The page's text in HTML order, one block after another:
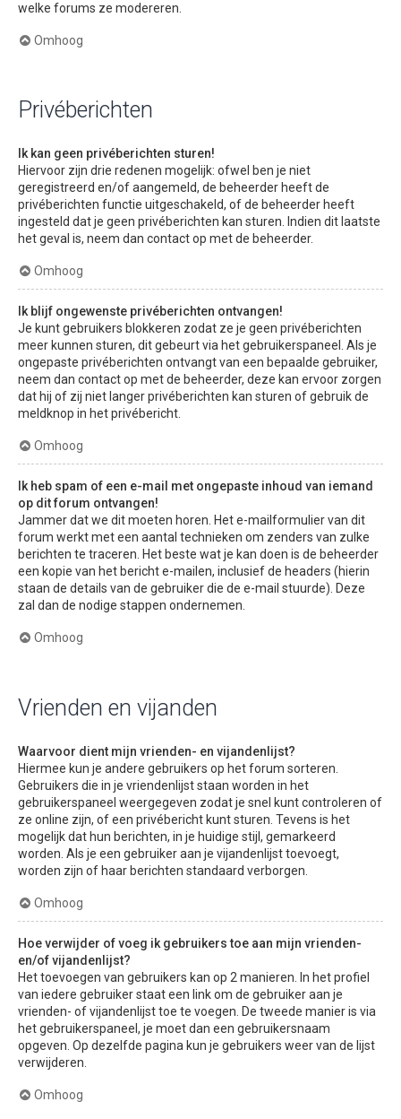
welke forums ze modereren.
Omhoog
Privéberichten
Ik kan geen privéberichten sturen!
Hiervoor zijn drie redenen mogelijk: ofwel ben je niet
geregistreerd en/of aangemeld, de beheerder heeft de
privéberichten functie uitgeschakeld, of de beheerder heeft
ingesteld dat je geen privéberichten kan sturen. Indien dit laatste
het geval is, neem dan contact op met de beheerder.
Omhoog
Ik blijf ongewenste privéberichten ontvangen!
Je kunt gebruikers blokkeren zodat ze je geen privéberichten
meer kunnen sturen, dit gebeurt via het gebruikerspaneel. Als je
ongepaste privéberichten ontvangt van een bepaalde gebruiker,
neem dan contact op met de beheerder, deze kan ervoor zorgen
dat hij of zij niet langer privéberichten kan sturen of gebruik de
meldknop in het privébericht.
Omhoog
Ik heb spam of een e-mail met ongepaste inhoud van iemand
op dit forum ontvangen!
Jammer dat we dit moeten horen. Het e-mailformulier van dit
forum werkt met een aantal technieken om zenders van zulke
berichten te traceren. Het beste wat je kan doen is de beheerder
een kopie van het bericht e-mailen, inclusief de headers (hierin
staan de details van de gebruiker die de e-mail stuurde). Deze
zal dan de nodige stappen ondernemen.
Omhoog
Vrienden en vijanden
Waarvoor dient mijn vrienden- en vijandenlijst?
Hiermee kun je andere gebruikers op het forum sorteren.
Gebruikers die in je vriendenlijst staan worden in het
gebruikerspaneel weergegeven zodat je snel kunt controleren of
ze online zijn, of een privébericht kunt sturen. Tevens is het
mogelijk dat hun berichten, in je huidige stijl, gemarkeerd
worden. Als je een gebruiker aan je vijandenlijst toevoegt,
worden zijn of haar berichten standaard verborgen.
Omhoog
Hoe verwijder of voeg ik gebruikers toe aan mijn vrienden-
en/of vijandenlijst?
Het toevoegen van gebruikers kan op 2 manieren. In het profiel
van iedere gebruiker staat een link om de gebruiker aan je
vrienden- of vijandenlijst toe te voegen. De tweede manier is via
het gebruikerspaneel, je moet dan een gebruikersnaam
opgeven. Op dezelfde pagina kun je gebruikers weer van de lijst
verwijderen.
Omhoog